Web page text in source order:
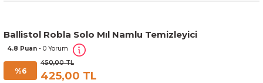
Ballistol Robla Solo Mıl Namlu Temizleyici
4.8 Puan - 0 Yorum
%6
450,00 TL
425,00 TL